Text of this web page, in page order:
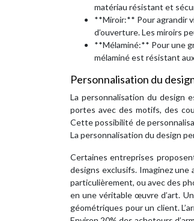
matériau résistant et
**Miroir:** Pour agrandir
d’ouverture. Les miroirs
**Mélaminé:** Pour une
mélaminé est résistant
Personnalisation du
La personnalisation du design
portes avec des motifs, des
Cette possibilité de
La personnalisation du design
Certaines entreprises
designs exclusifs. Imaginez une
particulièrement, ou avec des
en une véritable œuvre d’art.
géométriques pour un client.